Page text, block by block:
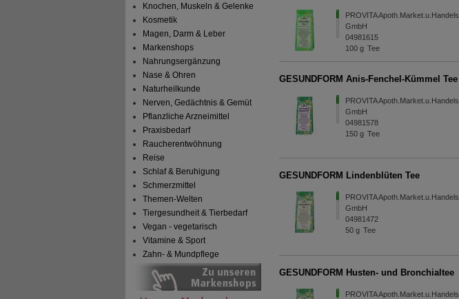
Knochen, Muskeln & Gelenke
Kosmetik
Magen, Darm & Leber
Markenshops
Nahrungsergänzung
Nase & Ohren
Naturheilkunde
Nerven, Gedächtnis & Gemüt
Pflanzliche Arzneimittel
Praxisbedarf
Raucherentwöhnung
Reise
Schlaf & Beruhigung
Schmerzmittel
Themen-Welten
Tiergesundheit & Tierbedarf
Vegan - vegetarisch
Vitamine & Sport
Zahn- & Mundpflege
PROVITA Apoth.Market.u.Handels
GmbH
04981615
100g Tee
GESUNDFORM Anis-Fenchel-Kümmel Tee
PROVITA Apoth.Market.u.Handels
GmbH
04981578
150g Tee
GESUNDFORM Lindenblüten Tee
PROVITA Apoth.Market.u.Handels
GmbH
04981472
50g Tee
GESUNDFORM Husten- und Bronchialtee
PROVITA Apoth.Market.u.Handels